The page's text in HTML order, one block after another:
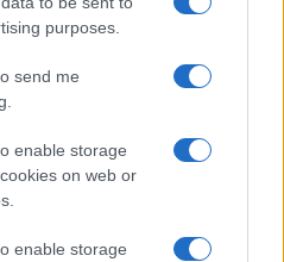
purposes.
send me
enable storage
on web or
enable storage
oltre i criteri dei